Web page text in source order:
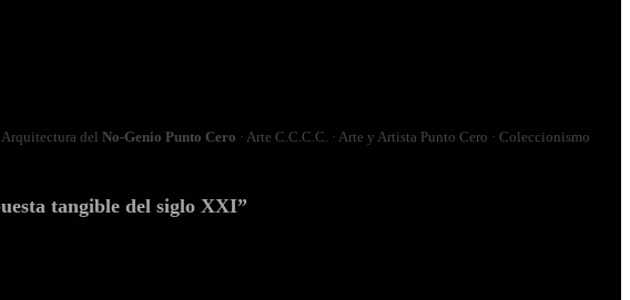
del No‑Genio Punto Cero · Arte C.C.C.C. · Arte y Artista Punto Cero · Coleccionismo
tangible del siglo XXI”